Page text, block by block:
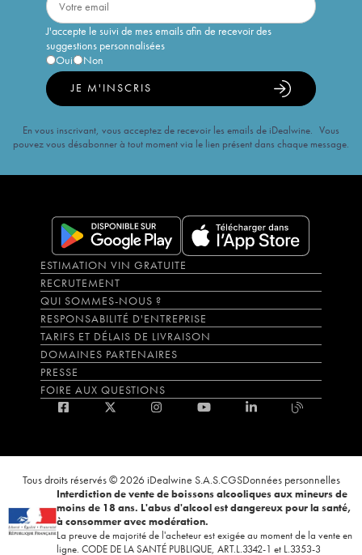
J'accepte le suivi de mes emails afin de recevoir des
suggestions personnalisées
Oui
Non
JE M'INSCRIS
En vous inscrivant, vous acceptez de recevoir les emails de iDealwine. Vous
pouvez vous désabonner à tout moment via le lien présent dans chaque message.
ESTIMATION VIN GRATUITE
RECRUTEMENT
QUI SOMMES-NOUS ?
RESPONSABILITÉ D'ENTREPRISE
TARIFS ET DÉLAIS DE LIVRAISON
DOMAINES PARTENAIRES
PRESSE
FOIRE AUX QUESTIONS
Tous droits réservés © 2026 iDealwine S.A.S.CGSDonnées personnelles
Interdiction de vente de boissons alcooliques aux mineurs de
moins de 18 ans. L'abus d'alcool est dangereux pour la santé,
à consommer avec modération.
La preuve de majorité de l'acheteur est exigée au moment de la vente en
ligne. CODE DE LA SANTÉ PUBLIQUE, ART.L.3342-1 et L.3353-3